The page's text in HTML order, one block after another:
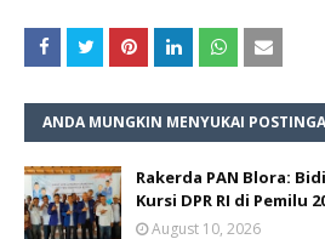
ANDA MUNGKIN MENYUKAI
Rakerda PAN Blora:
Kursi DPR RI di Pemilu
August 10, 2026